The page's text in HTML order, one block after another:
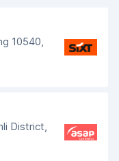
10540,
District,